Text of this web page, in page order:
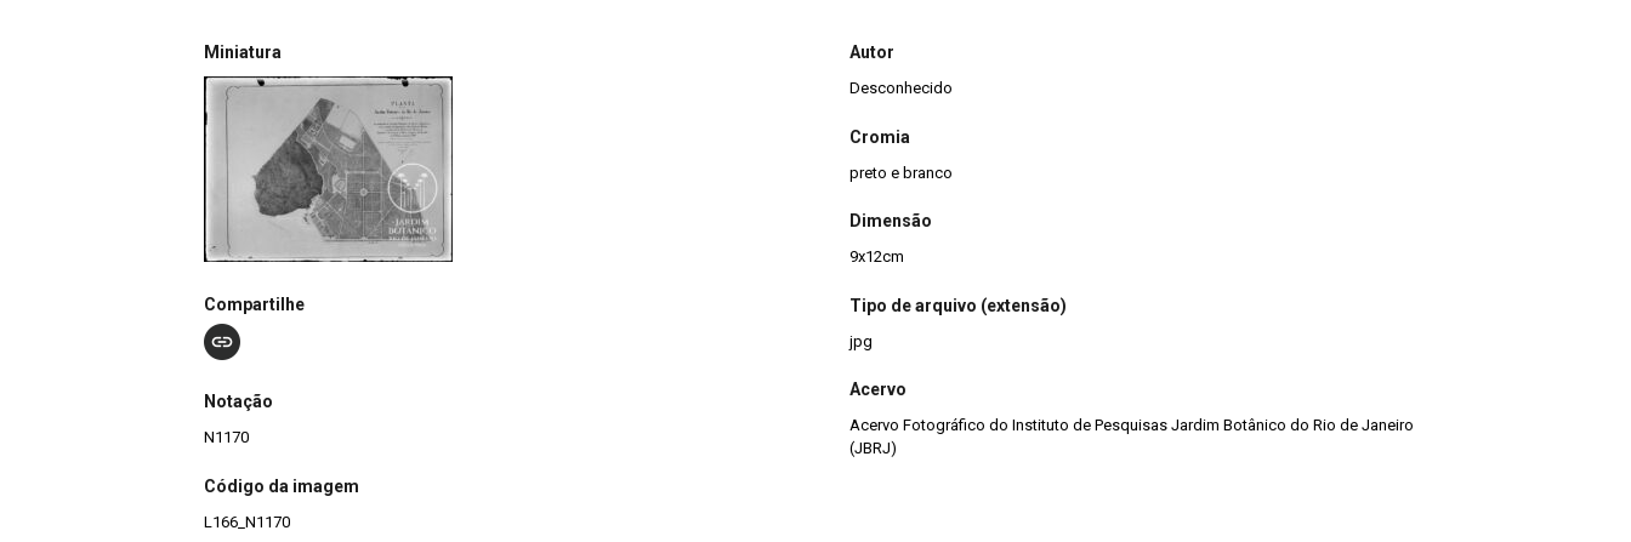
Miniatura
Compartilhe
Notação
N1170
Código da imagem
L166_N1170
Autor
Desconhecido
Cromia
preto e branco
Dimensão
9x12cm
Tipo de arquivo (extensão)
jpg
Acervo
Acervo Fotográfico do Instituto de Pesquisas Jardim Botânico do Rio de Janeiro
(JBRJ)